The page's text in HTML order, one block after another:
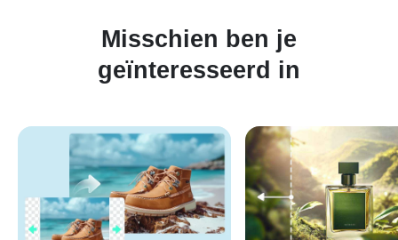
Misschien ben je
geïnteresseerd in